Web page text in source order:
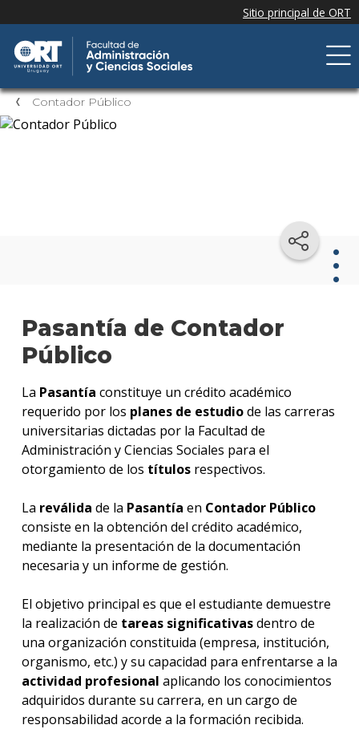
Contador Público
Pasantía de Contador
Público
Qué
Iniciá
tu
La Pasantía constituye un crédito académico
requerido por los planes de estudiode las carreras
universitarias dictadas por la Facultad de
Administración y Ciencias Sociales para el
otorgamiento de los títulosrespectivos.
La reválida de la Pasantía en Contador Público
consiste en la obtención del crédito académico,
mediante la presentación de la documentación
necesaria y un informe de gestión.
El objetivo principal es que el estudiante demuestre
la realización de tareas significativasdentro de
una organización constituida (empresa, institución,
organismo, etc.) y su capacidad para enfrentarse a la
actividad profesional aplicando los conocimientos
adquiridos durante su carrera, en un cargo de
responsabilidad acorde a la formación recibida.